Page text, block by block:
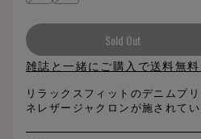
Sold Out
雑誌と一緒にご購入で送料無料
リラックスフィットのデニムプ
ネレザージャクロンが施されてい